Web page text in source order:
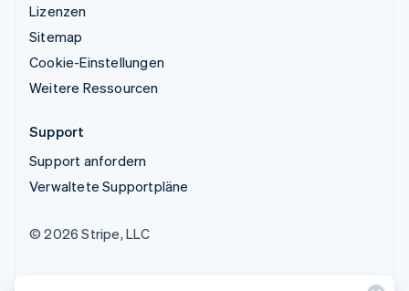
Lizenzen
Sitemap
Cookie-Einstellungen
Weitere Ressourcen
Support
Support anfordern
Verwaltete Supportpläne
© 2026 Stripe, LLC